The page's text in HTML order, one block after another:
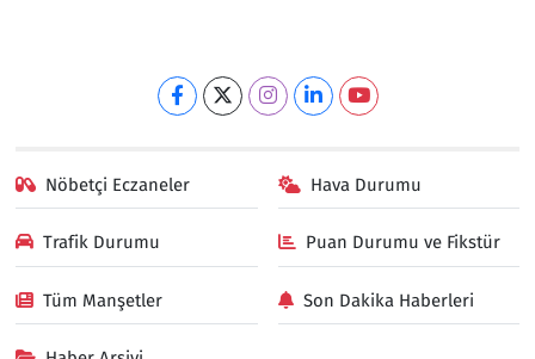
Nöbetçi Eczaneler Hava Durumu
Trafik Durumu Puan Durumu ve Fikstür
Tüm Manşetler Son Dakika Haberleri